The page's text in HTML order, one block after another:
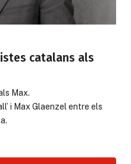
catalans als
Max.
i Max Glaenzel entre els